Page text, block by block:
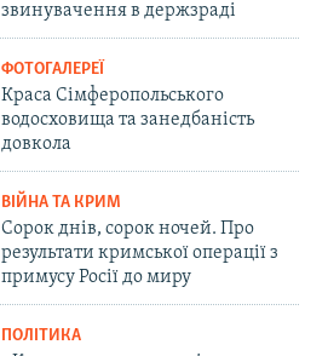
звинувачення в держзраді
ФОТОГАЛЕРЕЇ
Краса Сімферопольського
водосховища та занедбаність
довкола
ВІЙНА ТА КРИМ
Сорок днів, сорок ночей. Про
результати кримської операції з
примусу Росії до миру
ПОЛІТИКА